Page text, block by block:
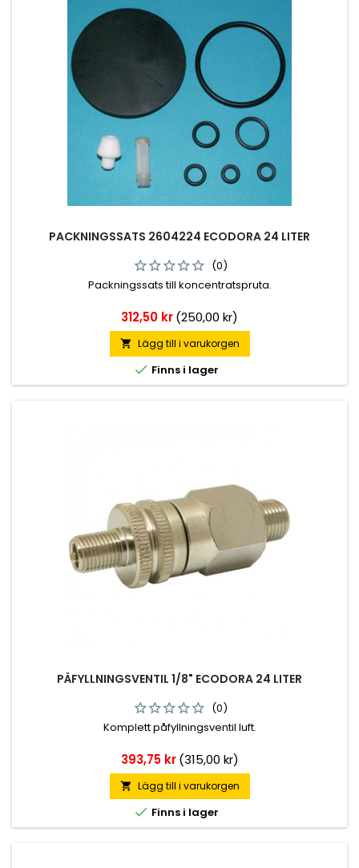
PACKNINGSSATS 2604224 ECODORA 24 LITER
(0)
Packningssats till koncentratspruta.
Pris
312,50 kr(250,00 kr)
 Lägg till i varukorgen
 Finns i lager
PÅFYLLNINGSVENTIL 1/8" ECODORA 24 LITER
(0)
Komplett påfyllningsventil luft.
Pris
393,75 kr (315,00 kr)
 Lägg till i varukorgen
 Finns i lager